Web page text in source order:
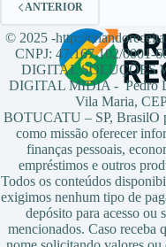
ANTERIOR
© 2025 -http://
CNPJ: 47.167.102/0001-
DIGITAL SOLUÇÕES
DIGITAL MIDIA - Pedro
Vila Maria,
BOTUCATU – SP, BrasilO
como missão oferecer
finanças pessoais,
empréstimos e outros
Todos os conteúdos
exigimos nenhum tipo de
depósito para acesso ou
mencionados. Caso receba